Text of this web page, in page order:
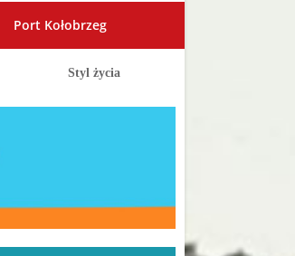
Port Kołobrzeg
Styl życia